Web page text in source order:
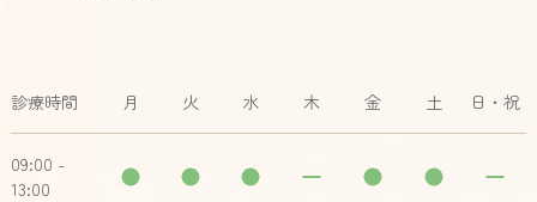
診療時間 月 火 水 木 金 土 日・祝
09:00 -
13:00